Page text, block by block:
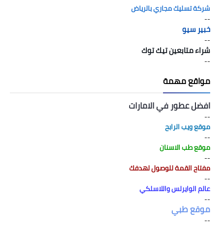
شركة تسليك مجاري بالرياض
--
خبير سيو
--
شراء متابعين تيك توك
--
مواقع مهمة
افضل عطور في الامارات
--
موقع ويب الرابح
--
موقع طب الاسنان
--
مفتاح القمة للوصول لهدفك
--
عالم الوايرلس واللاسلكي
--
موقع طبي
--